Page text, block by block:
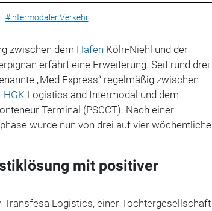
#intermodaler Verkehr
zwischen dem Hafen Köln-Niehl und der
erfährt eine Erweiterung. Seit rund drei
„Med Express“ regelmäßig zwischen
HGK Logistics and Intermodal und dem
Terminal (PSCCT). Nach einer
wurde nun von drei auf vier wöchentliche
mit positiver
Transfesa Logistics, einer Tochtergesellschaft